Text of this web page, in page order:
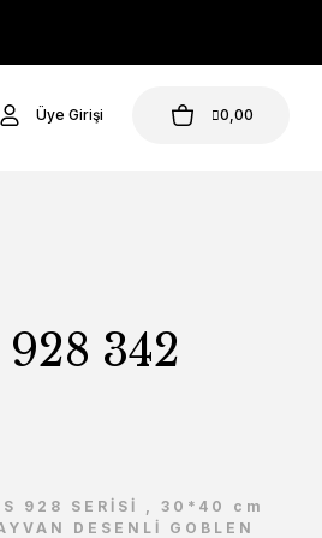
Üye Girişi 0,00
342
928 SERİSİ , 30*40 cm
DESENLİ GOBLEN